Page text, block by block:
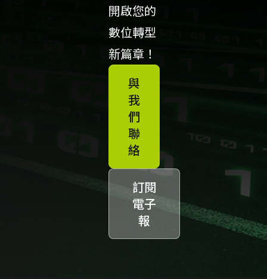
開啟您的
數位轉型
新篇章！
與
我
們
聯
絡
訂閱
電子
報